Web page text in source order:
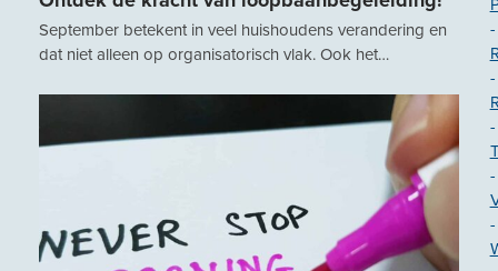
September betekent in veel huishoudens verandering en
dat niet alleen op organisatorisch vlak. Ook het…
-
-
-
-
-